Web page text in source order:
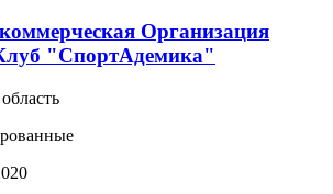
Организация
"СпортАдемика"